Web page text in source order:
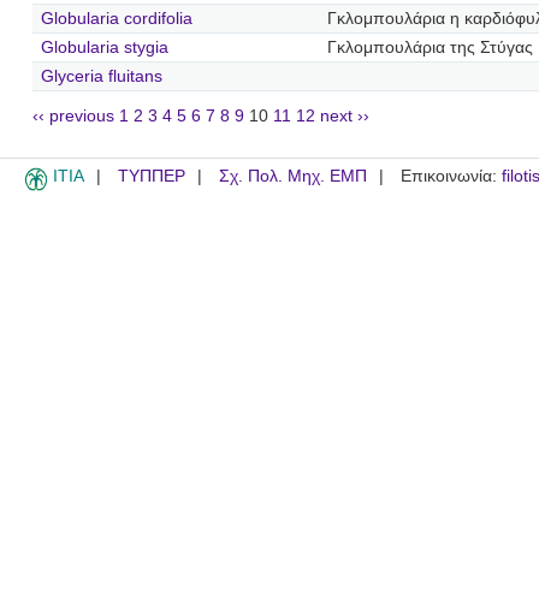
Globularia cordifolia
Γκλομπουλάρια η
Globularia stygia
Γκλομπουλάρια της Στύγας
Glyceria fluitans
‹‹ previous 1 2 3 4 5 6 7 8 9 10 11 12 next ››
ITIA ΤΥΠΠΕΡ Σχ. Πολ. Μηχ. ΕΜΠ Επικοινωνία: